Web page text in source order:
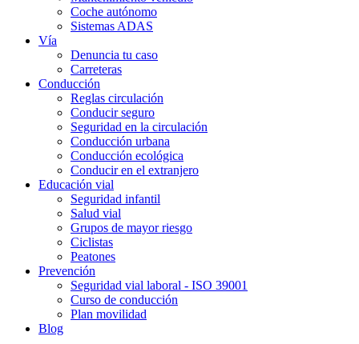
Coche autónomo
Sistemas ADAS
Vía
Denuncia tu caso
Carreteras
Conducción
Reglas circulación
Conducir seguro
Seguridad en la circulación
Conducción urbana
Conducción ecológica
Conducir en el extranjero
Educación vial
Seguridad infantil
Salud vial
Grupos de mayor riesgo
Ciclistas
Peatones
Prevención
Seguridad vial laboral - ISO 39001
Curso de conducción
Plan movilidad
Blog